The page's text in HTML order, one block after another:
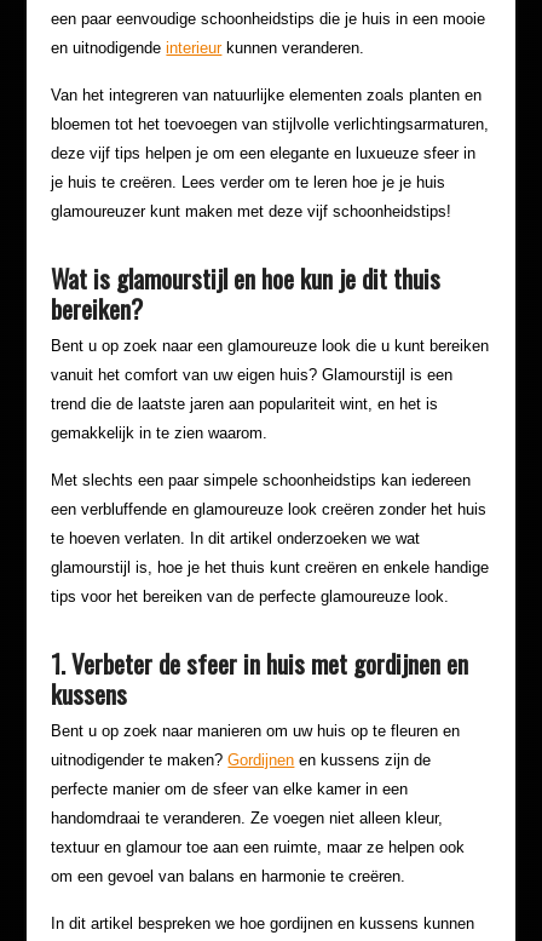
een paar eenvoudige schoonheidstips die je huis in een mooie
en uitnodigendeinterieurkunnen veranderen.
Van het integreren van natuurlijke elementen zoals planten en
bloemen tot het toevoegen van stijlvolle verlichtingsarmaturen,
deze vijf tips helpen je om een elegante en luxueuze sfeer in
je huis te creëren. Lees verder om te leren hoe je je huis
glamoureuzer kunt maken met deze vijf schoonheidstips!
Wat is glamourstijl en hoe kun je dit thuis
bereiken?
Bent u op zoek naar een glamoureuze look die u kunt bereiken
vanuit het comfort van uw eigen huis? Glamourstijl is een
trend die de laatste jaren aan populariteit wint, en het is
gemakkelijk in te zien waarom.
Met slechts een paar simpele schoonheidstips kan iedereen
een verbluffende en glamoureuze look creëren zonder het huis
te hoeven verlaten. In dit artikel onderzoeken we wat
glamourstijl is, hoe je het thuis kunt creëren en enkele handige
tips voor het bereiken van de perfecte glamoureuze look.
1. Verbeter de sfeer in huis met gordijnen en
kussens
Bent u op zoek naar manieren om uw huis op te fleuren en
uitnodigender te maken?Gordijnen en kussens zijn de
perfecte manier om de sfeer van elke kamer in een
handomdraai te veranderen. Ze voegen niet alleen kleur,
textuur en glamour toe aan een ruimte, maar ze helpen ook
om een gevoel van balans en harmonie te creëren.
In dit artikel bespreken we hoe gordijnen en kussens kunnen